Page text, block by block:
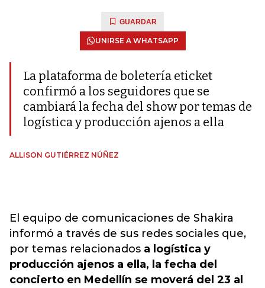
GUARDAR
UNIRSE A WHATSAPP
La plataforma de boletería eticket
confirmó a los seguidores que se
cambiará la fecha del show por temas de
logística y producción ajenos a ella
ALLISON GUTIÉRREZ NÚÑEZ
El equipo de comunicaciones de Shakira
informó a través de sus redes sociales que,
por temas relacionados a logística y
producción ajenos a ella, la fecha del
concierto en Medellín se moverá del 23 al